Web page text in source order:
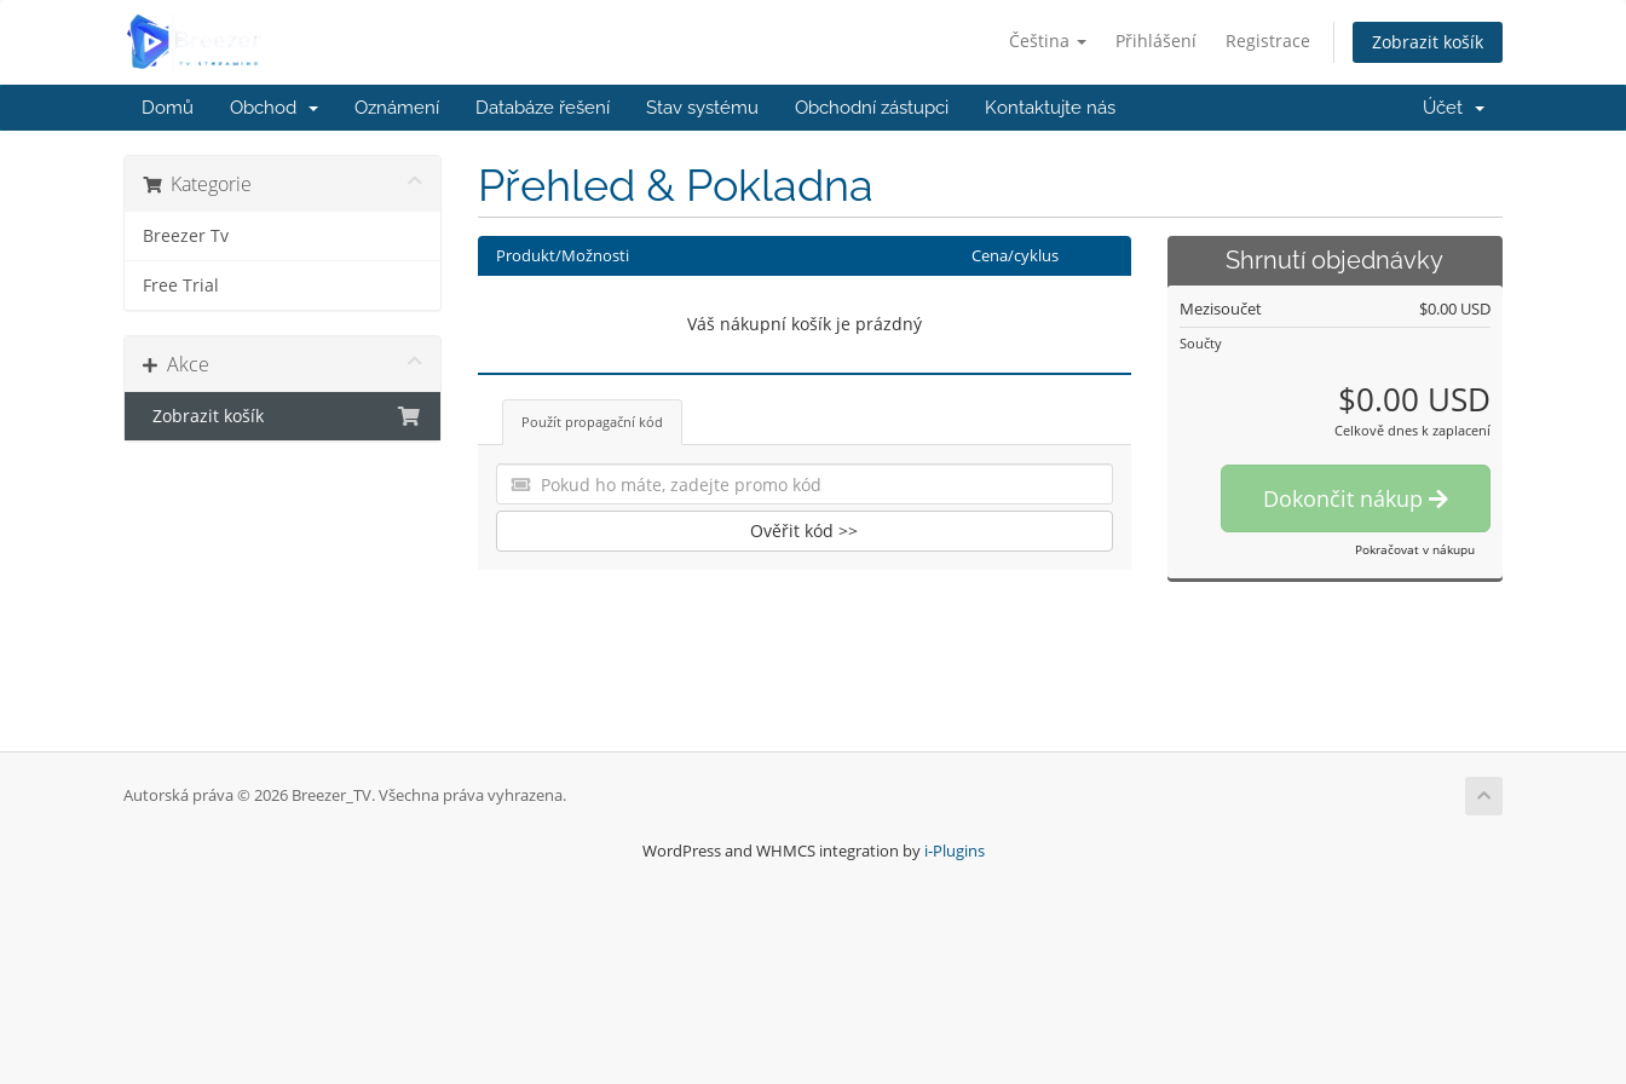
Čeština Přihlášení Registrace Zobrazit košík
Domů Obchod Oznámení Databáze řešení Stav systému Obchodní zástupci Kontaktujte nás Účet
Kategorie
Breezer Tv
Free Trial
Akce
Zobrazit košík
Přehled & Pokladna
Produkt/Možnosti Cena/cyklus
Váš nákupní košík je prázdný
Použít propagační kód
Ověřit kód >>
Shrnutí objednávky
Mezisoučet $0.00 USD
Součty
$0.00 USD
Celkově dnes k zaplacení
Dokončit nákup
Pokračovat v nákupu
Autorská práva © 2026 Breezer_TV. Všechna práva vyhrazena.
WordPress and WHMCS integration by i-Plugins